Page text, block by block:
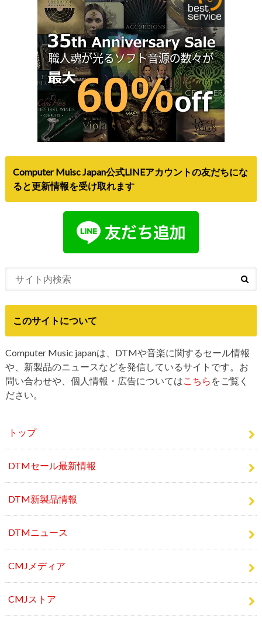
Computer Muisc Japan公式LINEアカウントの友だちにな
ると更新情報を受け取れます
このサイトについて
Computer Music japanは、DTMや音楽に関するセール情報
や、新製品のニュースなどを発信しているサイトです。お
問い合わせや、個人情報・広告については こちら をご覧く
ださい。
トップ
DTMセール最新情報
DTM新製品情報
DTMニュース
CMJメディア
CMJストア